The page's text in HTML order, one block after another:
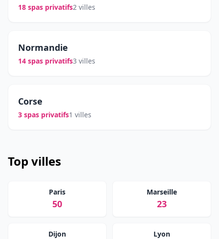
18 spas privatifs2 villes
Normandie
14 spas privatifs3 villes
Corse
3 spas privatifs1 villes
Top villes
Paris
50
Marseille
23
Dijon Lyon